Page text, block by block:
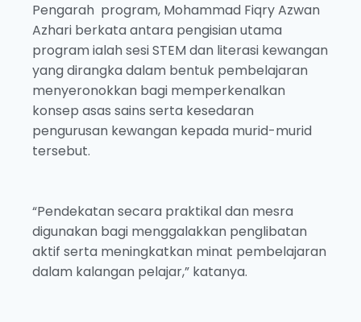
Pengarah program, Mohammad Fiqry Azwan
Azhari berkata antara pengisian utama
program ialah sesi STEM dan literasi kewangan
yang dirangka dalam bentuk pembelajaran
menyeronokkan bagi memperkenalkan
konsep asas sains serta kesedaran
pengurusan kewangan kepada murid-murid
tersebut.
“Pendekatan secara praktikal dan mesra
digunakan bagi menggalakkan penglibatan
aktif serta meningkatkan minat pembelajaran
dalam kalangan pelajar,” katanya.